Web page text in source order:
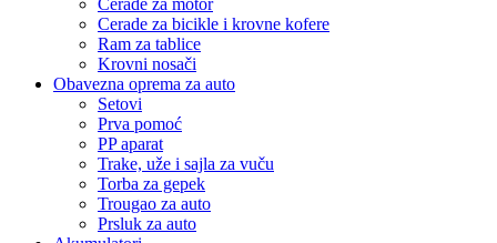
Cerade za motor
Cerade za bicikle i krovne kofere
Ram za tablice
Krovni nosači
Obavezna oprema za auto
Setovi
Prva pomoć
PP aparat
Trake, uže i sajla za vuču
Torba za gepek
Trougao za auto
Prsluk za auto